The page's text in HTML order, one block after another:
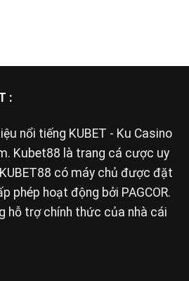
:
nổi tiếng KUBET - Ku Casino
Kubet88 là trang cá cược uy
có máy chủ được đặt
phép hoạt động bởi PAGCOR.
hỗ trợ chính thức của nhà cái